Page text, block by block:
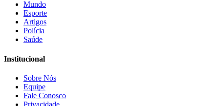
Mundo
Esporte
Artigos
Polícia
Saúde
Institucional
Sobre Nós
Equipe
Fale Conosco
Privacidade